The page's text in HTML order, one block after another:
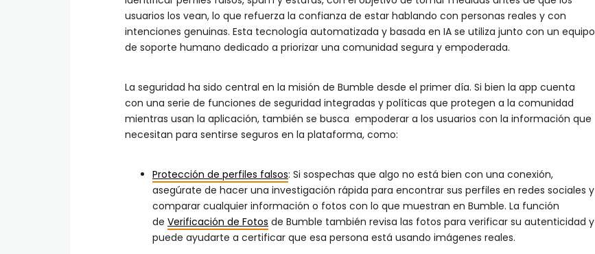
usuarios los vean, lo que refuerza la confianza de estar hablando con personas reales y con
intenciones genuinas. Esta tecnología automatizada y basada en IA se utiliza junto con un equipo
de soporte humano dedicado a priorizar una comunidad segura y empoderada.
La seguridad ha sido central en la misión de Bumble desde el primer día. Si bien la app cuenta
con una serie de funciones de seguridad integradas y políticas que protegen a la comunidad
mientras usan la aplicación, también se busca ​ empoderar a los usuarios con la información que
necesitan para sentirse seguros en la plataforma, como: ​
Protección de perfiles falsos: Si sospechas que algo no está bien con una conexión,
asegúrate de hacer una investigación rápida para encontrar sus perfiles en redes sociales y
comparar cualquier información o fotos con lo que muestran en Bumble. La función
de Verificación de Fotos de Bumble también revisa las fotos para verificar su autenticidad y
puede ayudarte a certificar que esa persona está usando imágenes reales. ​